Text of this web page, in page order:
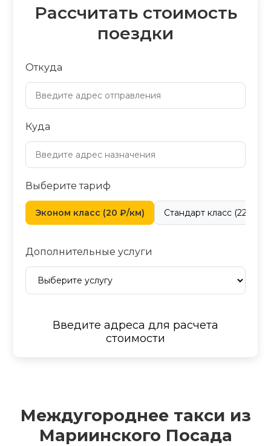
Рассчитать стоимость
поездки
Откуда
Куда
Выберите тариф
Эконом класс (20 ₽/км) Стандарт класс (22 ₽/
Дополнительные услуги
Введите адреса для расчета
стоимости
Междугороднее такси из
Мариинского Посада